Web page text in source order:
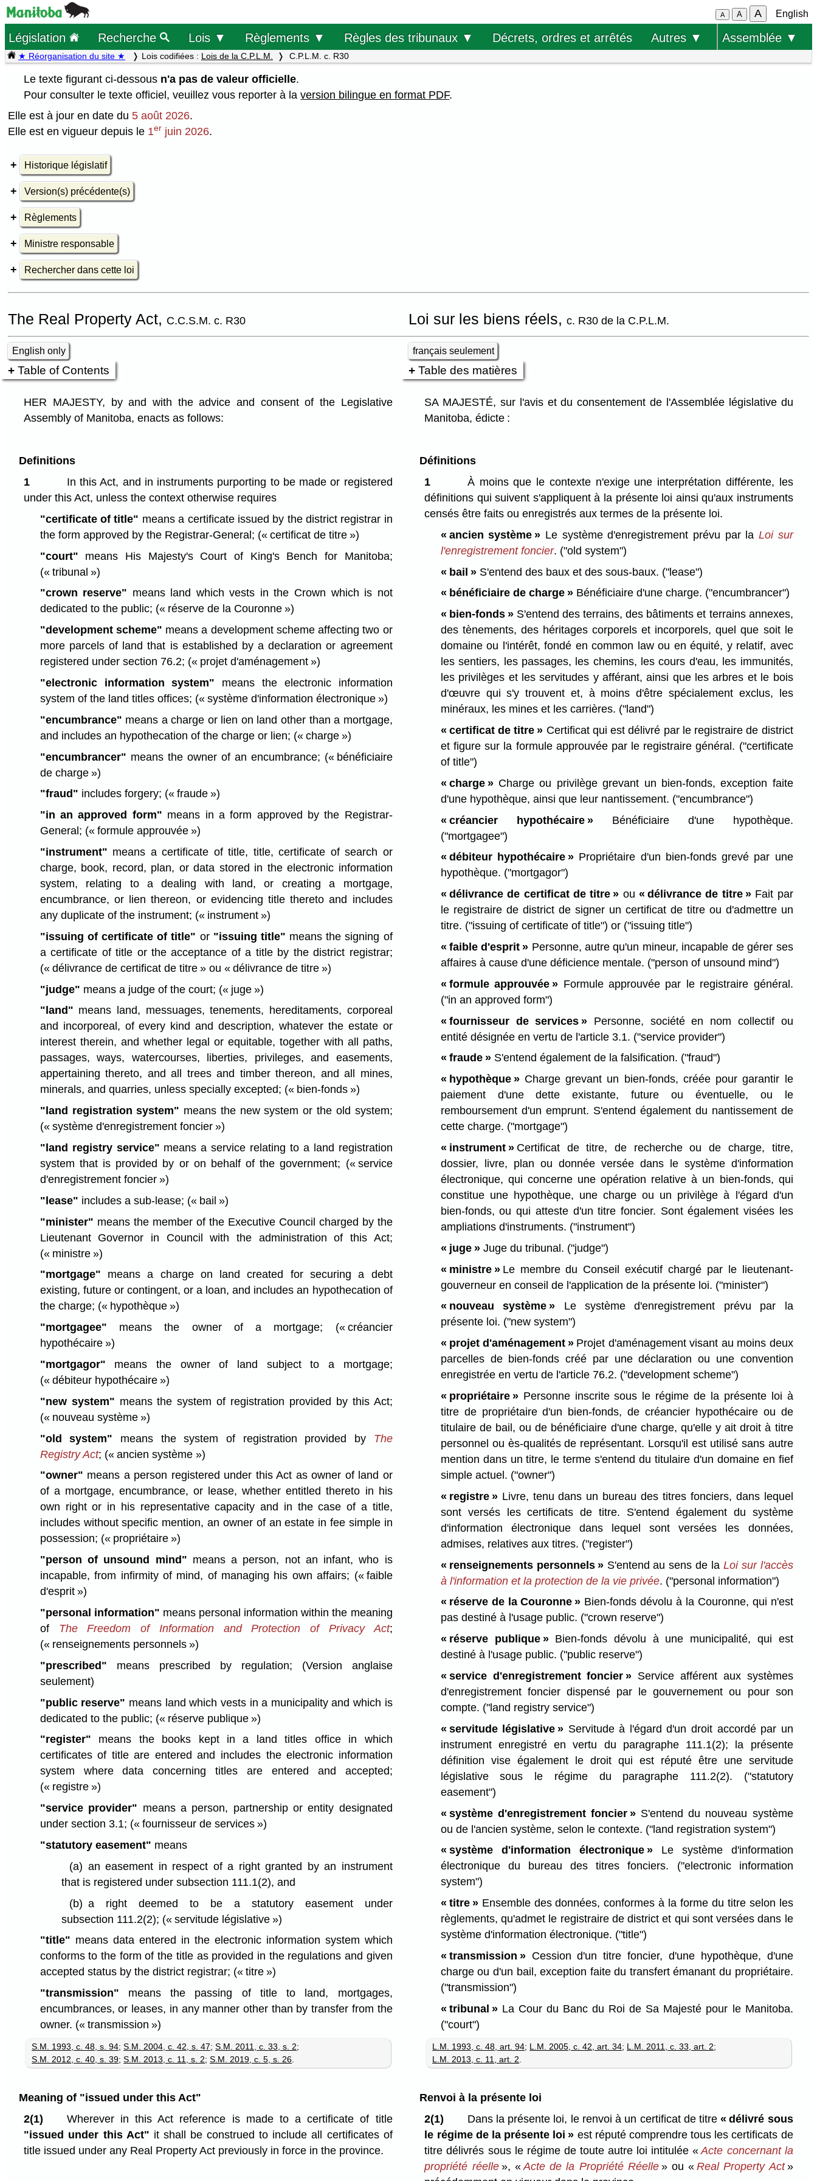
A A A English
Législation Recherche Lois ▼ Règlements ▼ Règles des tribunaux ▼ Décrets, ordres et arrêtés Autres ▼ Assemblée ▼
★ Réorganisation du site ★ Lois codifiées : Lois de la C.P.L.M. C.P.L.M. c. R30
Le texte figurant ci-dessous n'a pas de valeur officielle.
Pour consulter le texte officiel, veuillez vous reporter à laversion bilingue en format PDF.
Elle est à jour en date du 5 août 2026.
Elle est en vigueur depuis le 1er juin 2026.
Historique législatif
Version(s) précédente(s)
Règlements
Ministre responsable
Rechercher dans cette loi
The Real Property Act, C.C.S.M. c. R30 Loi sur les biens réels, c. R30 de la C.P.L.M.
English only français seulement
Table of Contents Table des matières
HER MAJESTY, by and with the advice and consent of the Legislative
Assembly of Manitoba, enacts as follows:
SA MAJESTÉ, sur l'avis et du consentement de l'Assemblée législative du
Manitoba, édicte :
Definitions
1
In this Act, and in instruments purporting to be made or registered
under this Act, unless the context otherwise requires
"certificate of title" means a certificate issued by the district registrar in
the form approved by the Registrar-General; (« certificat de titre »)
"court" means His Majesty's Court of King's Bench for Manitoba;
(« tribunal »)
"crown reserve" means land which vests in the Crown which is not
dedicated to the public; (« réserve de la Couronne »)
"development scheme" means a development scheme affecting two or
more parcels of land that is established by a declaration or agreement
registered under section 76.2; (« projet d'aménagement »)
"electronic information system" means the electronic information
system of the land titles offices; (« système d'information électronique »)
"encumbrance" means a charge or lien on land other than a mortgage,
and includes an hypothecation of the charge or lien; (« charge »)
"encumbrancer" means the owner of an encumbrance; (« bénéficiaire
de charge »)
"fraud" includes forgery; (« fraude »)
"in an approved form" means in a form approved by the Registrar-
General; (« formule approuvée »)
"instrument" means a certificate of title, title, certificate of search or
charge, book, record, plan, or data stored in the electronic information
system, relating to a dealing with land, or creating a mortgage,
encumbrance, or lien thereon, or evidencing title thereto and includes
any duplicate of the instrument; (« instrument »)
"issuing of certificate of title" or "issuing title" means the signing of
a certificate of title or the acceptance of a title by the district registrar;
(« délivrance de certificat de titre » ou « délivrance de titre »)
"judge" means a judge of the court; (« juge »)
"land" means land, messuages, tenements, hereditaments, corporeal
and incorporeal, of every kind and description, whatever the estate or
interest therein, and whether legal or equitable, together with all paths,
passages, ways, watercourses, liberties, privileges, and easements,
appertaining thereto, and all trees and timber thereon, and all mines,
minerals, and quarries, unless specially excepted; (« bien-fonds »)
"land registration system" means the new system or the old system;
(« système d'enregistrement foncier »)
"land registry service" means a service relating to a land registration
system that is provided by or on behalf of the government; (« service
d'enregistrement foncier »)
"lease" includes a sub-lease; (« bail »)
"minister" means the member of the Executive Council charged by the
Lieutenant Governor in Council with the administration of this Act;
(« ministre »)
"mortgage" means a charge on land created for securing a debt
existing, future or contingent, or a loan, and includes an hypothecation of
the charge; (« hypothèque »)
"mortgagee" means the owner of a mortgage; (« créancier
hypothécaire »)
"mortgagor" means the owner of land subject to a mortgage;
(« débiteur hypothécaire »)
"new system" means the system of registration provided by this Act;
(« nouveau système »)
"old system" means the system of registration provided by The
Registry Act; (« ancien système »)
"owner" means a person registered under this Act as owner of land or
of a mortgage, encumbrance, or lease, whether entitled thereto in his
own right or in his representative capacity and in the case of a title,
includes without specific mention, an owner of an estate in fee simple in
possession; (« propriétaire »)
"person of unsound mind" means a person, not an infant, who is
incapable, from infirmity of mind, of managing his own affairs; (« faible
d'esprit »)
"personal information" means personal information within the meaning
of The Freedom of Information and Protection of Privacy Act;
(« renseignements personnels »)
"prescribed" means prescribed by regulation; (Version anglaise
seulement)
"public reserve" means land which vests in a municipality and which is
dedicated to the public; (« réserve publique »)
"register" means the books kept in a land titles office in which
certificates of title are entered and includes the electronic information
system where data concerning titles are entered and accepted;
(« registre »)
"service provider" means a person, partnership or entity designated
under section 3.1; (« fournisseur de services »)
"statutory easement" means
(a) an easement in respect of a right granted by an instrument
that is registered under subsection 111.1(2), and
(b) a right deemed to be a statutory easement under
subsection 111.2(2); (« servitude législative »)
"title" means data entered in the electronic information system which
conforms to the form of the title as provided in the regulations and given
accepted status by the district registrar; (« titre »)
"transmission" means the passing of title to land, mortgages,
encumbrances, or leases, in any manner other than by transfer from the
owner. (« transmission »)
S.M. 1993, c. 48, s. 94;S.M. 2004, c. 42, s. 47;S.M. 2011, c. 33, s. 2;
S.M. 2012, c. 40, s. 39;S.M. 2013, c. 11, s. 2;S.M. 2019, c. 5, s. 26
Définitions
1
À moins que le contexte n'exige une interprétation différente, les
définitions qui suivent s'appliquent à la présente loi ainsi qu'aux instruments
censés être faits ou enregistrés aux termes de la présente loi.
« ancien système » Le système d'enregistrement prévu par la Loi sur
l'enregistrement foncier. ("old system")
« bail »S'entend des baux et des sous-baux. ("lease")
« bénéficiaire de charge »Bénéficiaire d'une charge. ("encumbrancer")
« bien-fonds »S'entend des terrains, des bâtiments et terrains annexes,
des tènements, des héritages corporels et incorporels, quel que soit le
domaine ou l'intérêt, fondé en common law ou en équité, y relatif, avec
les sentiers, les passages, les chemins, les cours d'eau, les immunités,
les privilèges et les servitudes y afférant, ainsi que les arbres et le bois
d'œuvre qui s'y trouvent et, à moins d'être spécialement exclus, les
minéraux, les mines et les carrières. ("land")
« certificat de titre » Certificat qui est délivré par le registraire de district
et figure sur la formule approuvée par le registraire général. ("certificate
of title")
« charge »Charge ou privilège grevant un bien-fonds, exception faite
d'une hypothèque, ainsi que leur nantissement. ("encumbrance")
« créancier hypothécaire »Bénéficiaire d'une hypothèque.
("mortgagee")
« débiteur hypothécaire » Propriétaire d'un bien-fonds grevé par une
hypothèque. ("mortgagor")
« délivrance de certificat de titre » ou« délivrance de titre »Fait par
le registraire de district de signer un certificat de titre ou d'admettre un
titre. ("issuing of certificate of title") or ("issuing title")
« faible d'esprit » Personne, autre qu'un mineur, incapable de gérer ses
affaires à cause d'une déficience mentale. ("person of unsound mind")
« formule approuvée » Formule approuvée par le registraire général.
("in an approved form")
« fournisseur de services » Personne, société en nom collectif ou
entité désignée en vertu de l'article 3.1. ("service provider")
« fraude »S'entend également de la falsification. ("fraud")
« hypothèque »Charge grevant un bien-fonds, créée pour garantir le
paiement d'une dette existante, future ou éventuelle, ou le
remboursement d'un emprunt. S'entend également du nantissement de
cette charge. ("mortgage")
« instrument »Certificat de titre, de recherche ou de charge, titre,
dossier, livre, plan ou donnée versée dans le système d'information
électronique, qui concerne une opération relative à un bien-fonds, qui
constitue une hypothèque, une charge ou un privilège à l'égard d'un
bien-fonds, ou qui atteste d'un titre foncier. Sont également visées les
ampliations d'instruments. ("instrument")
« juge »Juge du tribunal. ("judge")
« ministre »Le membre du Conseil exécutif chargé par le lieutenant-
gouverneur en conseil de l'application de la présente loi. ("minister")
« nouveau système » Le système d'enregistrement prévu par la
présente loi. ("new system")
« projet d'aménagement » Projet d'aménagement visant au moins deux
parcelles de bien-fonds créé par une déclaration ou une convention
enregistrée en vertu de l'article 76.2. ("development scheme")
« propriétaire »Personne inscrite sous le régime de la présente loi à
titre de propriétaire d'un bien-fonds, de créancier hypothécaire ou de
titulaire de bail, ou de bénéficiaire d'une charge, qu'elle y ait droit à titre
personnel ou ès-qualités de représentant. Lorsqu'il est utilisé sans autre
mention dans un titre, le terme s'entend du titulaire d'un domaine en fief
simple actuel. ("owner")
« registre »Livre, tenu dans un bureau des titres fonciers, dans lequel
sont versés les certificats de titre. S'entend également du système
d'information électronique dans lequel sont versées les données,
admises, relatives aux titres. ("register")
« renseignements personnels »S'entend au sens de la Loi sur l'accès
à l'information et la protection de la vie privée. ("personal information")
« réserve de la Couronne » Bien-fonds dévolu à la Couronne, qui n'est
pas destiné à l'usage public. ("crown reserve")
« réserve publique »Bien-fonds dévolu à une municipalité, qui est
destiné à l'usage public. ("public reserve")
« service d'enregistrement foncier » Service afférent aux systèmes
d'enregistrement foncier dispensé par le gouvernement ou pour son
compte. ("land registry service")
« servitude législative » Servitude à l'égard d'un droit accordé par un
instrument enregistré en vertu du paragraphe 111.1(2); la présente
définition vise également le droit qui est réputé être une servitude
législative sous le régime du paragraphe 111.2(2). ("statutory
easement")
« système d'enregistrement foncier » S'entend du nouveau système
ou de l'ancien système, selon le contexte. ("land registration system")
« système d'information électronique »Le système d'information
électronique du bureau des titres fonciers. ("electronic information
system")
« titre »Ensemble des données, conformes à la forme du titre selon les
règlements, qu'admet le registraire de district et qui sont versées dans le
système d'information électronique. ("title")
« transmission »Cession d'un titre foncier, d'une hypothèque, d'une
charge ou d'un bail, exception faite du transfert émanant du propriétaire.
("transmission")
« tribunal »La Cour du Banc du Roi de Sa Majesté pour le Manitoba.
("court")
L.M. 1993, c. 48, art. 94; L.M. 2005, c. 42, art. 34; L.M. 2011, c. 33, art. 2;
L.M. 2013, c. 11, art. 2
Meaning of "issued under this Act"
2(1)
Wherever in this Act reference is made to a certificate of title
"issued under this Act" it shall be construed to include all certificates of
title issued under any Real Property Act previously in force in the province.
Renvoi à la présente loi
2(1)
Dans la présente loi, le renvoi à un certificat de titre« délivré sous
le régime de la présente loi » est réputé comprendre tous les certificats de
titre délivrés sous le régime de toute autre loi intitulée «Acte concernant la
propriété réelle», « Acte de la Propriété Réelle» ou «Real Property Act»